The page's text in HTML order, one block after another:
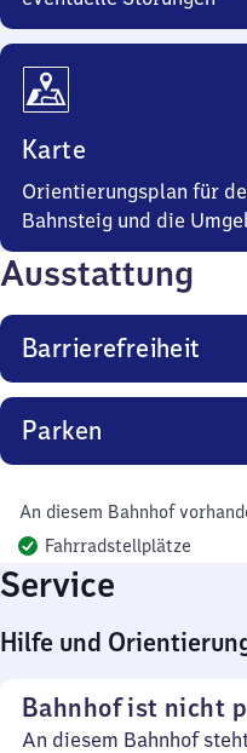
Karte
Orientierungsplan für
Bahnsteig und die
Ausstattung
Barrierefreiheit
Parken
An diesem Bahnhof
Fahrradstellplätze
Service
Hilfe und
Bahnhof ist nicht
An diesem Bahnhof